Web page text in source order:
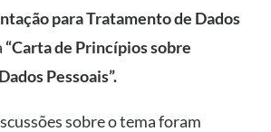
para Tratamento de Dados
“Carta de Princípios sobre
Pessoais”.
sobre o tema foram